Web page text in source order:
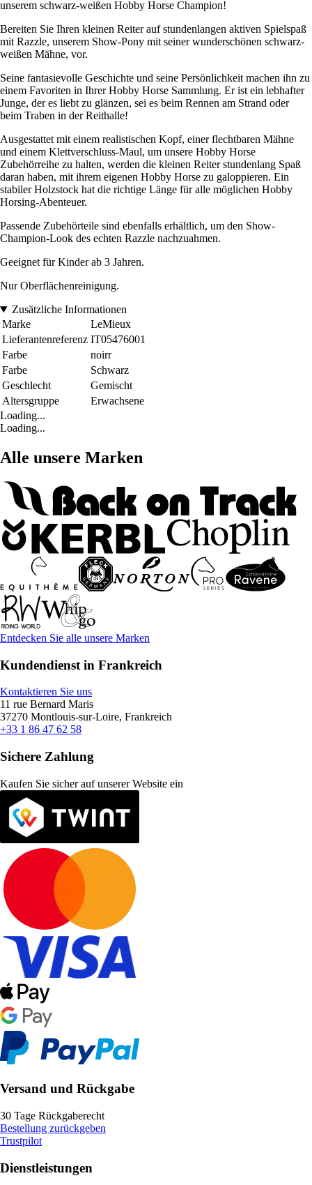
unserem schwarz-weißen Hobby Horse Champion!
Bereiten Sie Ihren kleinen Reiter auf stundenlangen aktiven Spielspaß
mit Razzle, unserem Show-Pony mit seiner wunderschönen schwarz-
weißen Mähne, vor.
Seine fantasievolle Geschichte und seine Persönlichkeit machen ihn zu
einem Favoriten in Ihrer Hobby Horse Sammlung. Er ist ein lebhafter
Junge, der es liebt zu glänzen, sei es beim Rennen am Strand oder
beim Traben in der Reithalle!
Ausgestattet mit einem realistischen Kopf, einer flechtbaren Mähne
und einem Klettverschluss-Maul, um unsere Hobby Horse
Zubehörreihe zu halten, werden die kleinen Reiter stundenlang Spaß
daran haben, mit ihrem eigenen Hobby Horse zu galoppieren. Ein
stabiler Holzstock hat die richtige Länge für alle möglichen Hobby
Horsing-Abenteuer.
Passende Zubehörteile sind ebenfalls erhältlich, um den Show-
Champion-Look des echten Razzle nachzuahmen.
Geeignet für Kinder ab 3 Jahren.
Nur Oberflächenreinigung.
Zusätzliche Informationen
Marke
LeMieux
Lieferantenreferenz IT05476001
Farbe
noirr
Farbe
Schwarz
Geschlecht
Gemischt
Altersgruppe
Erwachsene
Loading...
Loading...
Alle unsere Marken
Entdecken Sie alle unsere Marken
Kundendienst in Frankreich
Kontaktieren Sie uns
11 rue Bernard Maris
37270 Montlouis-sur-Loire, Frankreich
+33 1 86 47 62 58
Sichere Zahlung
Kaufen Sie sicher auf unserer Website ein
Versand und Rückgabe
30 Tage Rückgaberecht
Bestellung zurückgeben
Trustpilot
Dienstleistungen